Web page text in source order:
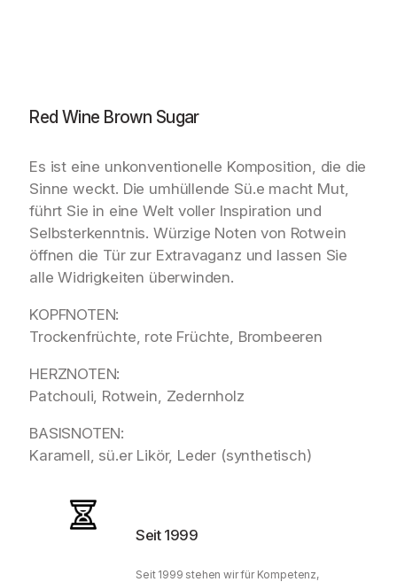
Red Wine Brown Sugar
Es ist eine unkonventionelle Komposition, die die
Sinne weckt. Die umhüllende Sü.e macht Mut,
führt Sie in eine Welt voller Inspiration und
Selbsterkenntnis. Würzige Noten von Rotwein
öffnen die Tür zur Extravaganz und lassen Sie
alle Widrigkeiten überwinden.
KOPFNOTEN:
Trockenfrüchte, rote Früchte, Brombeeren
HERZNOTEN:
Patchouli, Rotwein, Zedernholz
BASISNOTEN:
Karamell, sü.er Likör, Leder (synthetisch)
Seit 1999
Seit 1999 stehen wir für Kompetenz,